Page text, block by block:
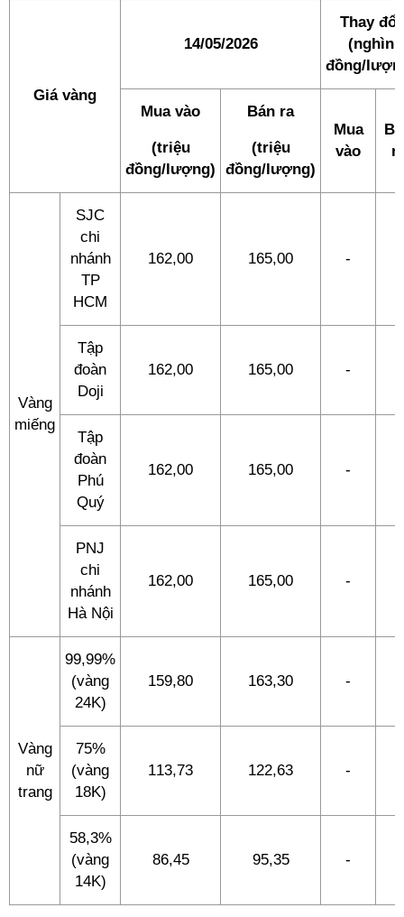
Giá vàng
14/05/2026
Thay đổi
(nghìn
đồng/
Mua vào
(triệu
đồng/lượng)
Bán ra
(triệu
đồng/lượng)
Mua
vào
Vàng
miếng
SJC
chi
nhánh
TP
HCM
162,00 165,00 -
Tập
đoàn
Doji
162,00 165,00 -
Tập
đoàn
Phú
Quý
162,00 165,00 -
PNJ
chi
nhánh
Hà Nội
162,00 165,00 -
Vàng
nữ
trang
99,99%
(vàng
24K)
159,80 163,30 -
75%
(vàng
18K)
113,73 122,63 -
58,3%
(vàng
14K)
86,45 95,35 -